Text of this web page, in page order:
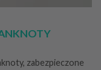
zabezpieczone